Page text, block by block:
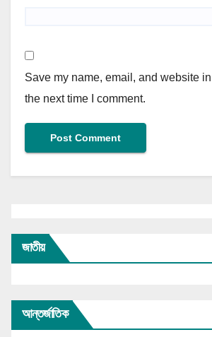
Save my name, email, and website
the next time I comment.
জাতীয়
আন্তর্জাতিক